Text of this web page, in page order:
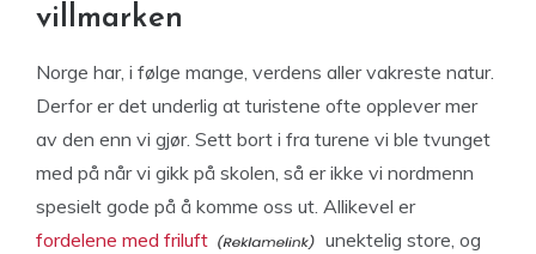
villmarken
Norge har, i følge mange, verdens aller vakreste natur.
Derfor er det underlig at turistene ofte opplever mer
av den enn vi gjør. Sett bort i fra turene vi ble tvunget
med på når vi gikk på skolen, så er ikke vi nordmenn
spesielt gode på å komme oss ut. Allikevel er
fordelene med friluft
unektelig store, og